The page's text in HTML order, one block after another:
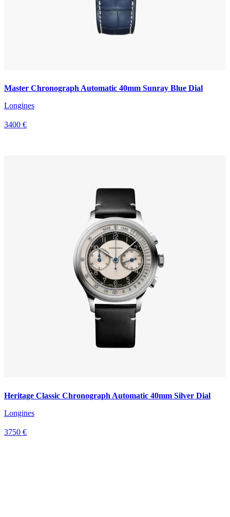
Master Chronograph Automatic 40mm Sunray Blue Dial
Longines
3400 €
Heritage Classic Chronograph Automatic 40mm Silver Dial
Longines
3750 €